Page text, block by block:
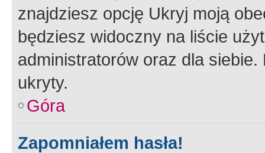
znajdziesz opcję Ukryj moją
będziesz widoczny na liście
administratorów oraz dla
ukryty.
Góra
Zapomniałem hasła!